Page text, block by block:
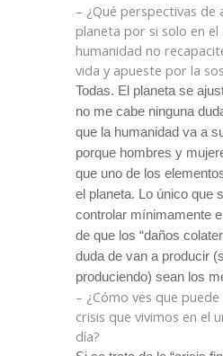
– ¿Qué perspectivas de
planeta por si solo en el
humanidad no
vida y apueste por la
Todas. El planeta se
no me cabe ninguna
que la humanidad va a
porque hombres y
que uno de los
el planeta. Lo único que
controlar mínimamente
de que los “daños
duda de van a producir
produciendo) sean los
– ¿Cómo ves que
crisis que vivimos en el
día?